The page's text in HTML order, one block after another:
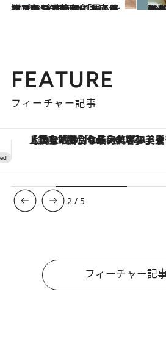
2024.9.30
【プチプラ】ケイト眉用マスカラ 自眉の「黒」を抑えてお洒落眉に！ ふんわり色づき顔印象も変わる
ビューティ＆ヘルス 海外で日本の美容＝J-Beautyが売れ
ビ
FEATURE
フィーチャー記事
「
3 / 5
フィーチャー記